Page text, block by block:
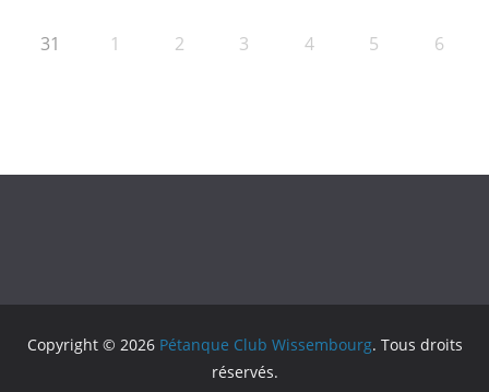
31 1 2 3 4 5 6
Copyright © 2026 Pétanque Club Wissembourg. Tous droits
réservés.